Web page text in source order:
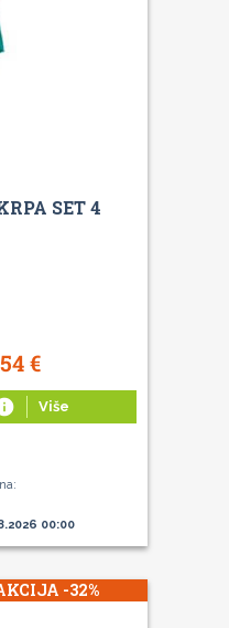
SET 4
€
Više
00:00
-32%